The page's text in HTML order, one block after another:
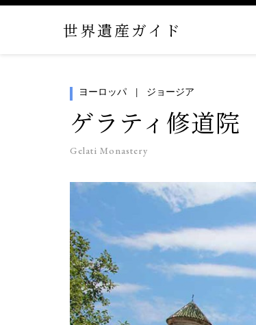
世界遺産ガイド
ヨーロッパ ジョージア
ゲラティ修道院
Gelati Monastery